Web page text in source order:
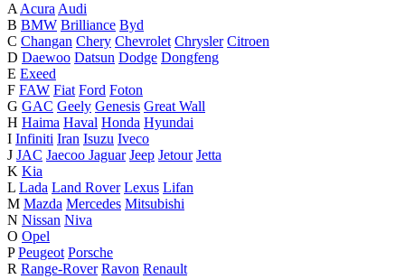
A Acura Audi
B BMW Brilliance Byd
C Changan Chery Chevrolet Chrysler Citroen
D Daewoo Datsun Dodge Dongfeng
E Exeed
F FAW Fiat Ford Foton
G GAC Geely Genesis Great Wall
H Haima Haval Honda Hyundai
I Infiniti Iran Isuzu Iveco
J JAC Jaecoo Jaguar Jeep Jetour Jetta
K Kia
L Lada Land Rover Lexus Lifan
M Mazda Mercedes Mitsubishi
N Nissan Niva
O Opel
P Peugeot Porsche
R Range-Rover Ravon Renault